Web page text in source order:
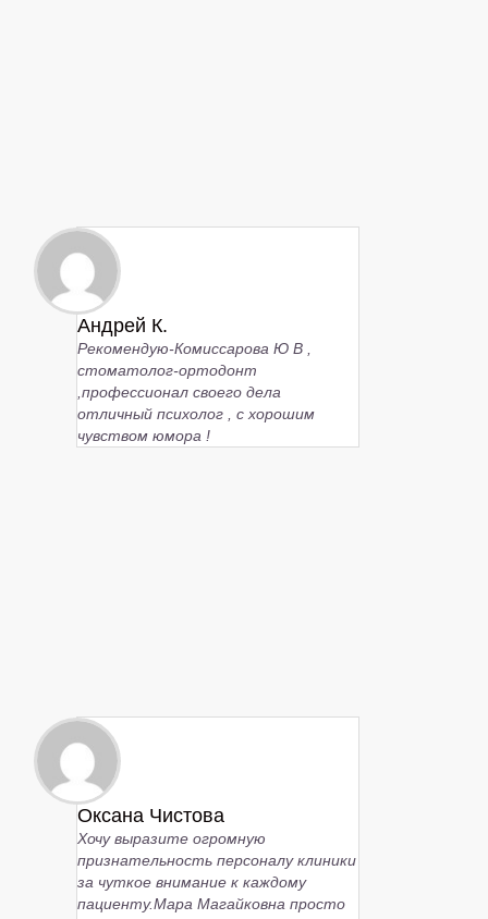
Андрей К.
Рекомендую-Комиссарова Ю В ,
стоматолог-ортодонт
,профессионал своего дела
отличный психолог , с хорошим
чувством юмора !
Оксана Чистова
Хочу выразите огромную
признательность персоналу клиники
за чуткое внимание к каждому
пациенту.Мара Магайковна просто